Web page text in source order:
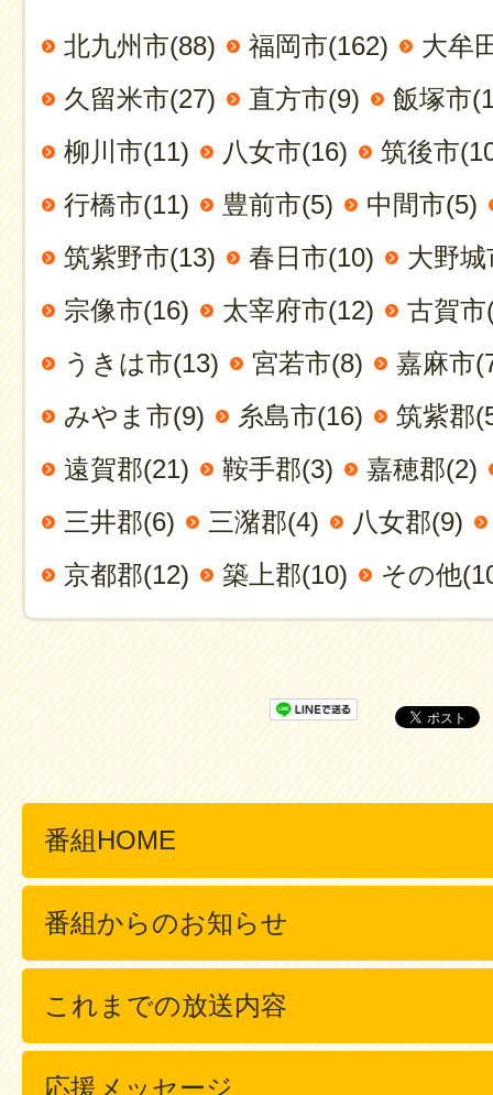
北九州市(88) 福岡市(162)
大牟
久留米市(27)
直方市(9)
飯塚市
柳川市(11)
八女市(16)
筑後市
行橋市(11)
豊前市(5)
中間市(5)
筑紫野市(13)
春日市(10)
大野
宗像市(16)
太宰府市(12)
古賀市
うきは市(13)
宮若市(8)
嘉麻市
みやま市(9)
糸島市(16)
筑紫郡
遠賀郡(21)
鞍手郡(3)
嘉穂郡(2)
三井郡(6)
三潴郡(4)
八女郡(9)
京都郡(12)
築上郡(10) その他
番組HOME
番組からのお知らせ
これまでの放送内容
応援メッセージ